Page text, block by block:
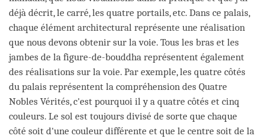
déjà décrit, le carré, les quatre portails, etc. Dans ce palais,
chaque élément architectural représente une réalisation
que nous devons obtenir sur la voie. Tous les bras et les
jambes de la figure-de-bouddha représentent également
des réalisations sur la voie. Par exemple, les quatre côtés
du palais représentent la compréhension des Quatre
Nobles Vérités, c'est pourquoi il y a quatre côtés et cinq
couleurs. Le sol est toujours divisé de sorte que chaque
côté soit d'une couleur différente et que le centre soit de la